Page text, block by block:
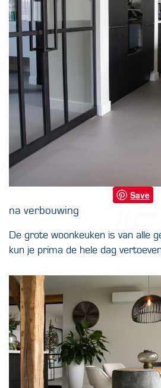
Save
na verbouwing
De grote woonkeuken is van alle
kun je prima de hele dag